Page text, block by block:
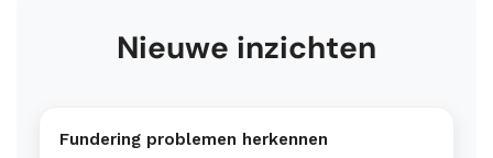
Nieuwe inzichten
Fundering problemen herkennen